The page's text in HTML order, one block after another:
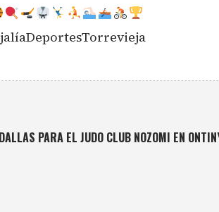
PARA EL JUDO CLUB NOZOMI EN